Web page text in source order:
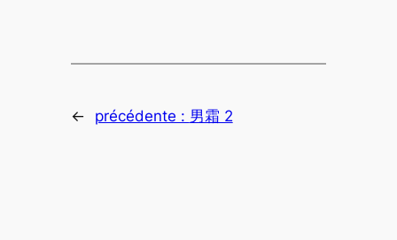
← précédente : 男霜 2